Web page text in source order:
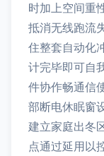
时加上空间重
抵消无线跑流
住整套自动化
计完毕即可自
件协作畅通信
部断电休眠窗
建立家庭出冬
点通过延用以